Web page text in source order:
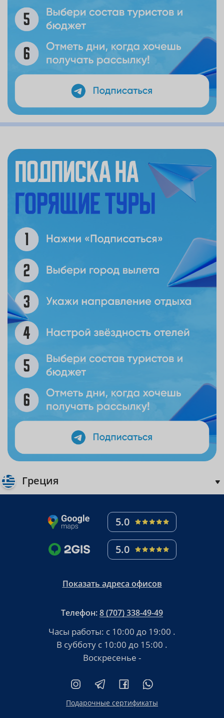
Греция
5.0
5.0
Показать адреса офисов
Телефон:8 (707) 338-49-49
Часы работы: с 10:00 до 19:00 .
В субботу с 10:00 до 15:00 .
Воскресенье -
Подарочные сертификаты